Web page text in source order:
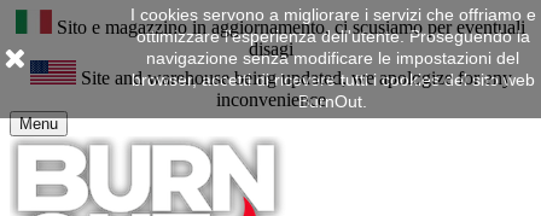
Sito e magazzino in aggiornamento, ci scusiamo per eventuali
disagi
Site and warehouse being updated, we apologize for any
inconvenience
Menu
I cookies servono a migliorare i servizi che offriamo e
ottimizzare l'esperienza dell'utente. Proseguendo la
navigazione senza modificare le impostazioni del
browser, accetti di ricevere tutti i cookies del sito web
BurnOut.